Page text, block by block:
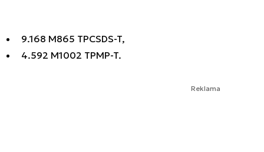
9.168 M865 TPCSDS-T,
4.592 M1002 TPMP-T.
Reklama